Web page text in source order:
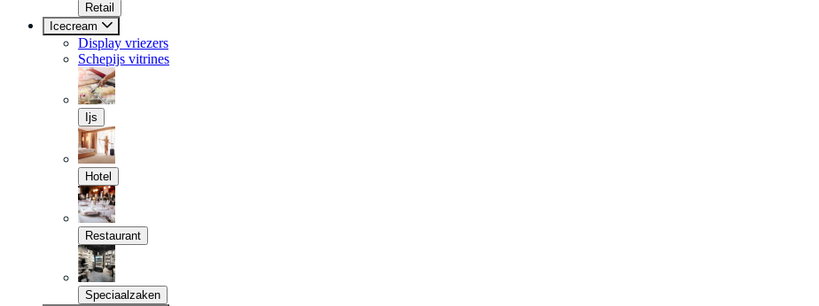
Retail
Icecream
Display vriezers
Schepijs vitrines
Ijs
Hotel
Restaurant
Speciaalzaken